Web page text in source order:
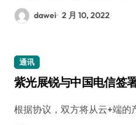
dawei 2 月 10, 2022
通讯
紫光展锐与中国电信签
根据协议，双方将从云+端